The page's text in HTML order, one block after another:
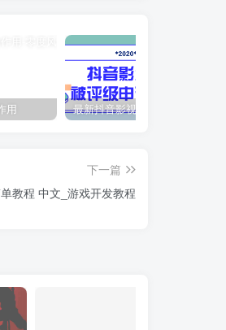
用
下一篇
教程 中文_游戏开发教程